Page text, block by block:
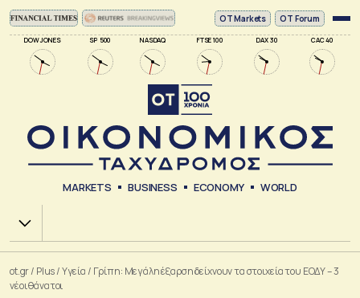
DOW JONES SP 500 NASDAQ FTSE 100 DAX 30 CAC 40
ΟΤ Markets OT Forum
MARKETS BUSINESS ECONOMY WORLD
Χ.Α.
ot.gr/ Plus/Υγεία / Γρίπη: Μεγάλη έξαρση δείχνουν τα στοιχεία του ΕΟΔΥ – 3
νέοι θάνατοι